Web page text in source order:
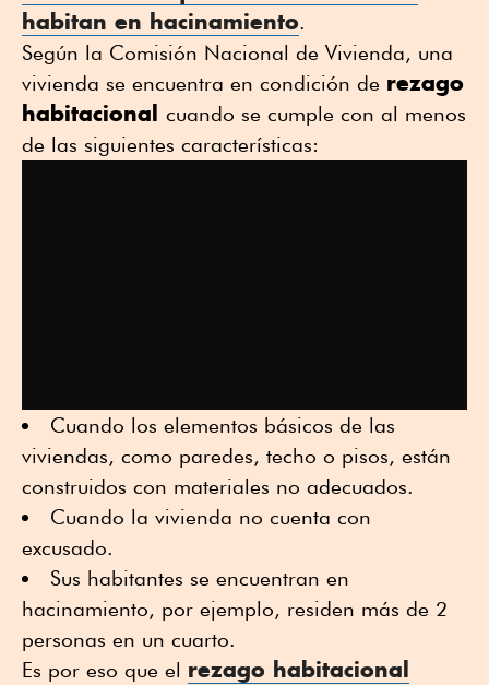
habitan en hacinamiento.
Según la Comisión Nacional de Vivienda, una
vivienda se encuentra en condición de rezago
habitacional cuando se cumple con al menos
de las siguientes características:
Cuando los elementos básicos de las
viviendas, como paredes, techo o pisos, están
construidos con materiales no adecuados.
Cuando la vivienda no cuenta con
excusado.
Sus habitantes se encuentran en
hacinamiento, por ejemplo, residen más de 2
personas en un cuarto.
Es por eso que el rezago habitacional